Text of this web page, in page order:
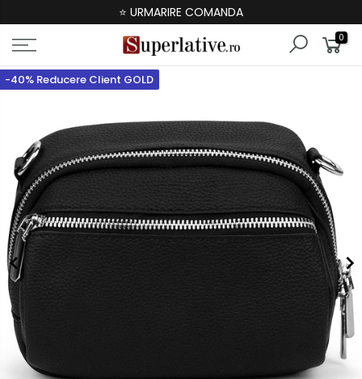
⭐ URMARIRE COMANDA
0
-40% Reducere Client GOLD